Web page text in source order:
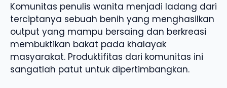
Komunitas penulis wanita menjadi ladang dari
terciptanya sebuah benih yang menghasilkan
output yang mampu bersaing dan berkreasi
membuktikan bakat pada khalayak
masyarakat. Produktifitas dari komunitas ini
sangatlah patut untuk dipertimbangkan.